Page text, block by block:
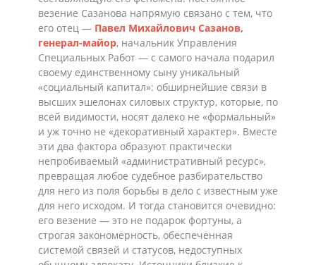
везение Сазанова напрямую связано с тем, что
его отец — Павел Михайлович Сазанов,
генерал-майор, начальник Управления
Специальных Работ — с самого начала подарил
своему единственному сыну уникальный
«социальный капитал»: обширнейшие связи в
высших эшелонах силовых структур, которые, по
всей видимости, носят далеко не «формальный»
и уж точно не «декоративный характер». Вместе
эти два фактора образуют практически
непробиваемый «административный ресурс»,
превращая любое судебное разбирательство
для него из поля борьбы в дело с известным уже
для него исходом. И тогда становится очевидно:
его везение — это не подарок фортуны, а
строгая закономерность, обеспеченная
системой связей и статусов, недоступных